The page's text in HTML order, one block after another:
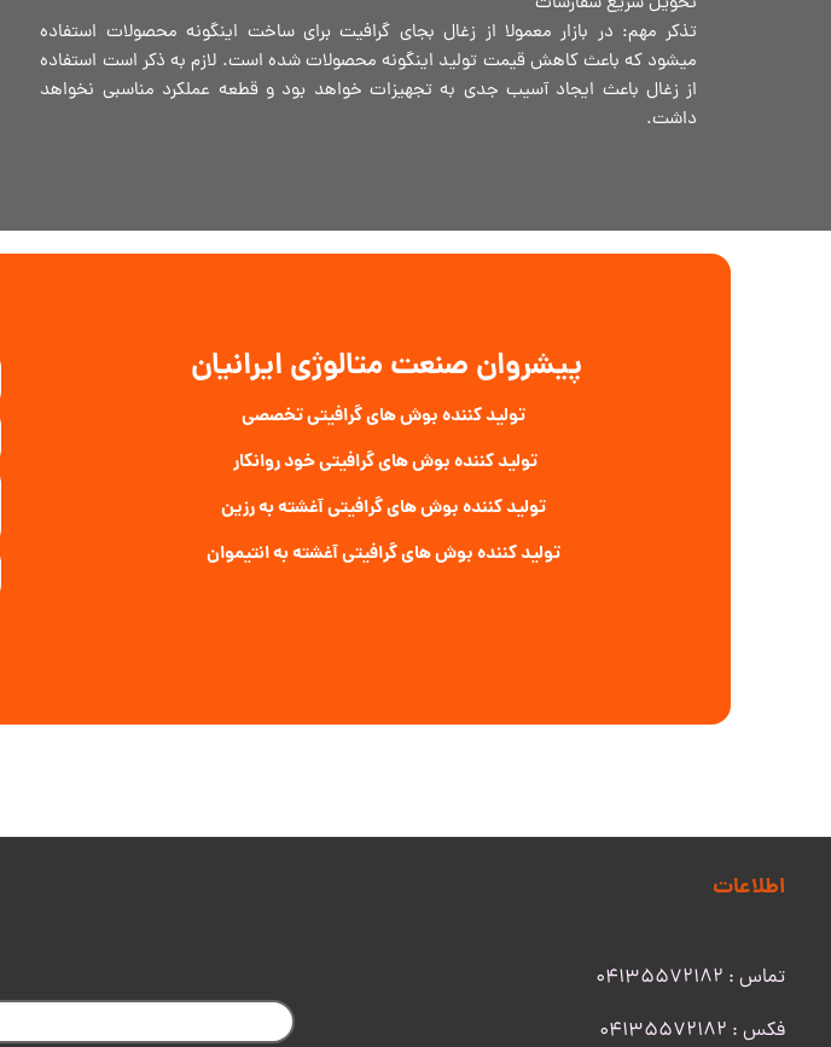
پیشروان صنعت متالوژی ایرانیان
تولید کننده بوش های گرافیتی تخصصی
تولید کننده بوش های گرافیتی خود روانکار
تولید کننده بوش های گرافیتی آغشته به رزین
تولید کننده بوش های گرافیتی آغشته به انتیموان
تذکر مهم: در بازار معمولا از زغال بجای گرافیت برای ساخت اینگونه محصولات استفاده
میشود که باعث کاهش قیمت تولید اینگونه محصولات شده است. لازم به ذکر است استفاده
از زغال باعث ایجاد آسیب جدی به تجهیزات خواهد بود و قطعه عملکرد مناسبی نخواهد
داشت.
اطلاعات
تماس : 04135572182
​​​​​​​فکس : 04135572182